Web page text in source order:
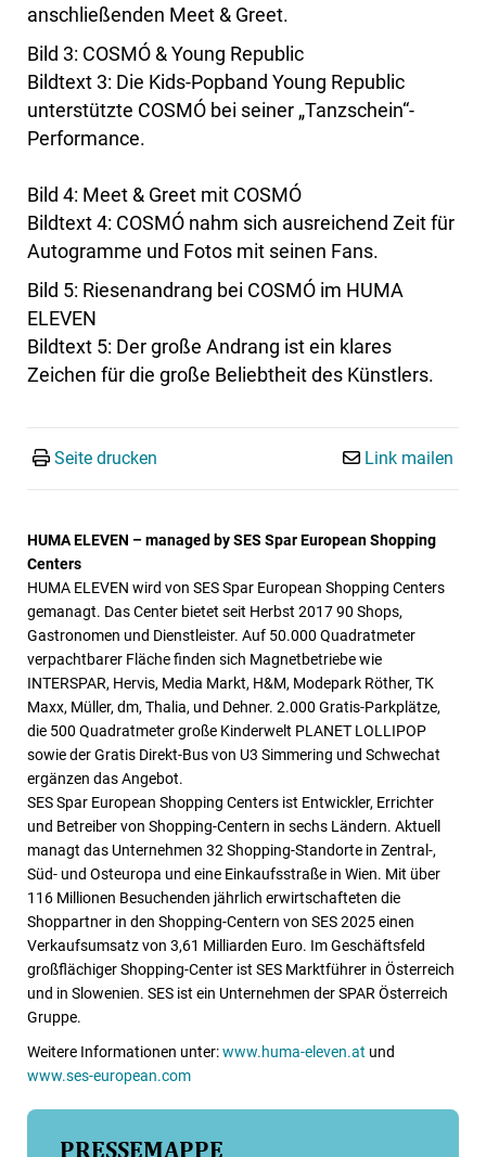
anschließenden Meet & Greet.
Bild 3: COSMÓ & Young Republic
Bildtext 3: Die Kids-Popband Young Republic
unterstützte COSMÓ bei seiner „Tanzschein“-
Performance.
Bild 4: Meet & Greet mit COSMÓ
Bildtext 4: COSMÓ nahm sich ausreichend Zeit für
Autogramme und Fotos mit seinen Fans.
Bild 5: Riesenandrang bei COSMÓ im HUMA
ELEVEN
Bildtext 5: Der große Andrang ist ein klares
Zeichen für die große Beliebtheit des Künstlers.
Seite drucken Link mailen
HUMA ELEVEN – managed by SES Spar European Shopping
Centers
HUMA ELEVEN wird von SES Spar European Shopping Centers
gemanagt. Das Center bietet seit Herbst 2017 90 Shops,
Gastronomen und Dienstleister. Auf 50.000 Quadratmeter
verpachtbarer Fläche finden sich Magnetbetriebe wie
INTERSPAR, Hervis, Media Markt, H&M, Modepark Röther, TK
Maxx, Müller, dm, Thalia, und Dehner. 2.000 Gratis-Parkplätze,
die 500 Quadratmeter große Kinderwelt PLANET LOLLIPOP
sowie der Gratis Direkt-Bus von U3 Simmering und Schwechat
ergänzen das Angebot.
SES Spar European Shopping Centers ist Entwickler, Errichter
und Betreiber von Shopping-Centern in sechs Ländern. Aktuell
managt das Unternehmen 32 Shopping-Standorte in Zentral-,
Süd- und Osteuropa und eine Einkaufsstraße in Wien. Mit über
116 Millionen Besuchenden jährlich erwirtschafteten die
Shoppartner in den Shopping-Centern von SES 2025 einen
Verkaufsumsatz von 3,61 Milliarden Euro. Im Geschäftsfeld
großflächiger Shopping-Center ist SES Marktführer in Österreich
und in Slowenien. SES ist ein Unternehmen der SPAR Österreich
Gruppe.
Weitere Informationen unter:www.huma-eleven.at und
www.ses-european.com
PRESSEMAPPE